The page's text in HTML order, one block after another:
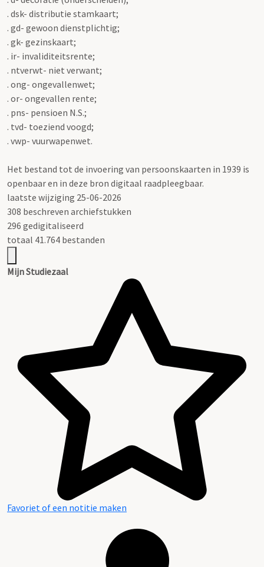
. dsk- distributie stamkaart;
. gd- gewoon dienstplichtig;
. gk- gezinskaart;
. ir- invaliditeitsrente;
. ntverwt- niet verwant;
. ong- ongevallenwet;
. or- ongevallen rente;
. pns- pensioen N.S.;
. tvd- toeziend voogd;
. vwp- vuurwapenwet.
Het bestand tot de invoering van persoonskaarten in 1939 is
openbaar en in deze bron digitaal raadpleegbaar.
laatste wijziging 25-06-2026
308 beschreven archiefstukken
296 gedigitaliseerd
totaal 41.764 bestanden
Mijn Studiezaal
Favoriet of een notitie maken